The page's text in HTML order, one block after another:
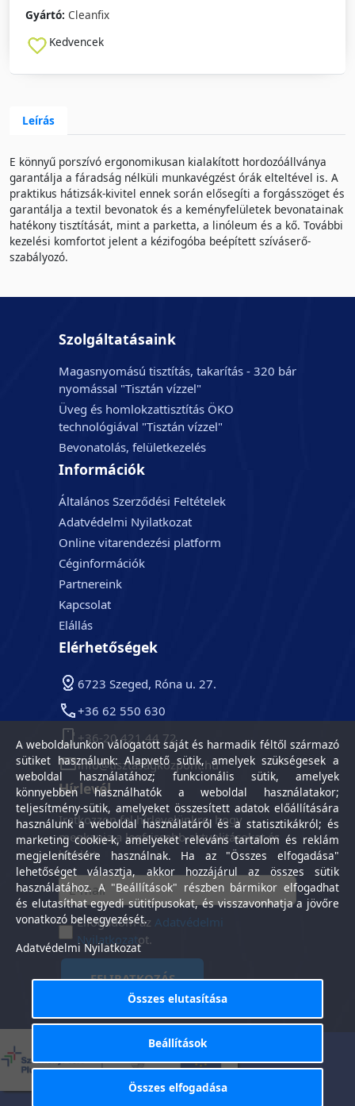
Gyártó: Cleanfix
Kedvencek
Leírás
E könnyű porszívó ergonomikusan kialakított hordozóállványa
garantálja a fáradság nélküli munkavégzést órák elteltével is. A
praktikus hátizsák-kivitel ennek során elősegíti a forgásszöget és
garantálja a textil bevonatok és a keményfelületek bevonatainak
hatékony tisztítását, mint a parketta, a linóleum és a kő. További
kezelési komfortot jelent a kézifogóba beépített szíváserő-
szabályozó.
Szolgáltatásaink
Magasnyomású tisztítás, takarítás - 320 bár
nyomással "Tisztán vízzel"
Üveg és homlokzattisztítás ÖKO
technológiával "Tisztán vízzel"
Bevonatolás, felületkezelés
Információk
Általános Szerződési Feltételek
Adatvédelmi Nyilatkozat
Online vitarendezési platform
Céginformációk
Partnereink
Kapcsolat
Elállás
Elérhetőségek
6723 Szeged, Róna u. 27.
+36 62 550 630
+36-20 421 44 72
info@tisztasagkozpont.hu
Hírlevél
Iratkozzon fel hírlevelünkre, hogy
megkapja a legfrissebb aktualitásokat és
híreket.
Elfogadom azAdatvédelmi
Nyilatkozatot.
FELIRATKOZÁS
Tisztaság Központ Kft. © 2025. Minden jog
Általános Szerződési
Feltételek
-
tájékoztató
A weboldalunkon válogatott saját és harmadik féltől származó
sütiket használunk: Alapvető sütik, amelyek szükségesek a
weboldal használatához; funkcionális sütik, amelyek
könnyebben használhatók a weboldal használatakor;
teljesítmény-sütik, amelyeket összesített adatok előállítására
használunk a weboldal használatáról és a statisztikákról; és
marketing cookie-k, amelyeket releváns tartalom és reklám
megjelenítésére használnak. Ha az "Összes elfogadása"
lehetőséget választja, akkor hozzájárul az összes sütik
használatához. A "Beállítások" részben bármikor elfogadhat
és elutasíthat egyedi sütitípusokat, és visszavonhatja a jövőre
vonatkozó beleegyezését.
Adatvédelmi Nyilatkozat
Összes elutasítása
Beállítások
Összes elfogadása